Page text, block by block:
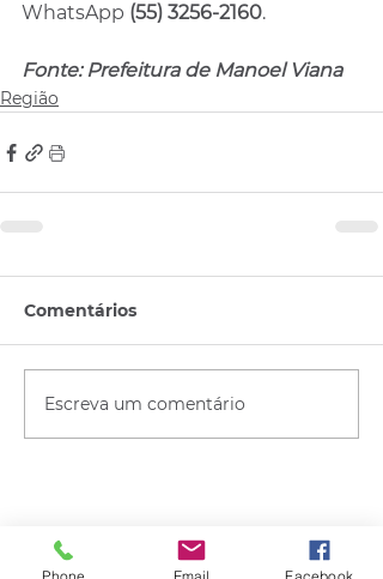
WhatsApp (55) 3256-2160.
Fonte: Prefeitura de Manoel Viana
Região
Comentários
Escreva um comentário
Quem viu esse post, também
viu esses!
Phone Email Facebook